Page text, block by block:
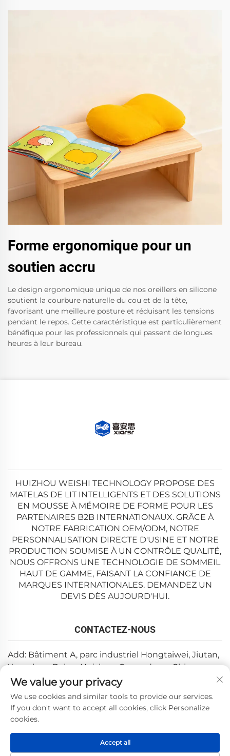
Forme ergonomique pour un
soutien accru
Le design ergonomique unique de nos oreillers en silicone
soutient la courbure naturelle du cou et de la tête,
favorisant une meilleure posture et réduisant les tensions
pendant le repos. Cette caractéristique est particulièrement
bénéfique pour les professionnels qui passent de longues
heures à leur bureau.
HUIZHOU WEISHI TECHNOLOGY PROPOSE DES
MATELAS DE LIT INTELLIGENTS ET DES SOLUTIONS
EN MOUSSE À MÉMOIRE DE FORME POUR LES
PARTENAIRES B2B INTERNATIONAUX. GRÂCE À
NOTRE FABRICATION OEM/ODM, NOTRE
PERSONNALISATION DIRECTE D'USINE ET NOTRE
PRODUCTION SOUMISE À UN CONTRÔLE QUALITÉ,
NOUS OFFRONS UNE TECHNOLOGIE DE SOMMEIL
HAUT DE GAMME, FAISANT LA CONFIANCE DE
MARQUES INTERNATIONALES. DEMANDEZ UN
DEVIS DÈS AUJOURD'HUI.
CONTACTEZ-NOUS
Add: Bâtiment A, parc industriel Hongtaiwei, Jiutan,
Yuanzhou, Boluo, Huizhou, Guangdong, Chine
Email :[email protected]
Tél. : +86-0752-6688646
Copyright © 2025 par Huizhou Weishi Technology Co., Ltd.
Politique de confidentialité
We value your privacy
We use cookies and similar tools to provide our services.
If you don't want to accept all cookies, click Personalize
cookies.
Accept all